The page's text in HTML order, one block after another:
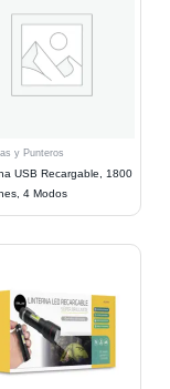
y Punteros
USB Recargable, 1800
4 Modos